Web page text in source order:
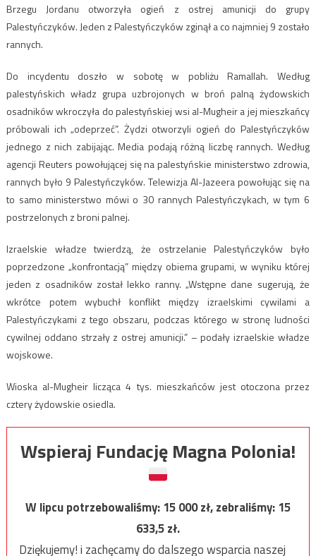
Brzegu Jordanu otworzyła ogień z ostrej amunicji do grupy
Palestyńczyków. Jeden z Palestyńczyków zginął a co najmniej 9 zostało
rannych.
Do incydentu doszło w sobotę w pobliżu Ramallah. Według
palestyńskich władz grupa uzbrojonych w broń palną żydowskich
osadników wkroczyła do palestyńskiej wsi al-Mugheir a jej mieszkańcy
próbowali ich „odeprzeć”. Żydzi otworzyli ogień do Palestyńczyków
jednego z nich zabijając. Media podają różną liczbę rannych. Według
agencji Reuters powołującej się na palestyńskie ministerstwo zdrowia,
rannych było 9 Palestyńczyków. Telewizja Al-Jazeera powołując się na
to samo ministerstwo mówi o 30 rannych Palestyńczykach, w tym 6
postrzelonych z broni palnej.
Izraelskie władze twierdzą, że ostrzelanie Palestyńczyków było
poprzedzone „konfrontacją” między obiema grupami, w wyniku której
jeden z osadników został lekko ranny. „Wstępne dane sugerują, że
wkrótce potem wybuchł konflikt między izraelskimi cywilami a
Palestyńczykami z tego obszaru, podczas którego w stronę ludności
cywilnej oddano strzały z ostrej amunicji.” – podały izraelskie władze
wojskowe.
Wioska al-Mugheir licząca 4 tys. mieszkańców jest otoczona przez
cztery żydowskie osiedla.
Wspieraj Fundację Magna Polonia!
W lipcu potrzebowaliśmy:15 000zł, zebraliśmy:15
633,5zł.
Dziękujemy! i zachęcamy do dalszego wsparcia naszej